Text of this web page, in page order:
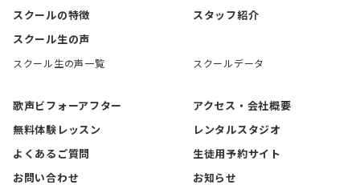
スクールの特徴
スタッフ紹介
スクール生の声
スクール生の声一覧 スクールデータ
歌声ビフォーアフター
アクセス・会社概要
無料体験レッスン
レンタルスタジオ
よくあるご質問
生徒用予約サイト
お問い合わせ
お知らせ